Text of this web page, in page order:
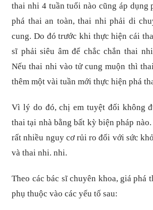
thai nhi 4 tuần tuổi nào cũng áp dụng
phá thai an toàn, thai nhi phải di
cung. Do đó trước khi thực hiện cái
sĩ phải siêu âm để chắc chắn thai
Nếu thai nhi vào tử cung muộn thì
thêm một vài tuần mới thực hiện phá
Vì lý do đó, chị em tuyệt đối không
thai tại nhà bằng bất kỳ biện pháp
rất nhiều nguy cơ rủi ro đối với sức
và thai nhi. nhi.
Theo các bác sĩ chuyên khoa, giá phá
phụ thuộc vào các yếu tố sau: